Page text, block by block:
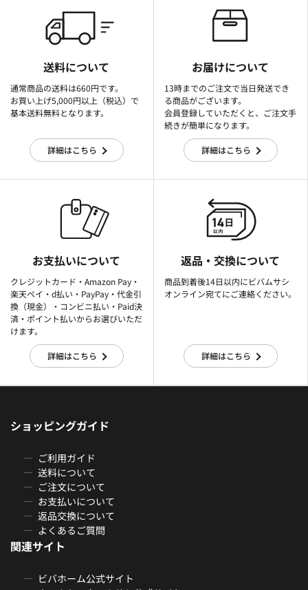
送料について
通常商品の送料は660円です。
お買い上げ5,000円以上（税込）で
基本送料無料となります。
詳細はこちら
お届けについて
13時までのご注文で当日発送でき
る商品がございます。
会員登録していただくと、ご注文手
続きが簡単になります。
詳細はこちら
お支払いについて
クレジットカード・Amazon Pay・
楽天ぺイ・d払い・PayPay・代金引
換（現金）・コンビニ払い・Paid決
済・ポイント払いからお選びいただ
けます。
詳細はこちら
返品・交換について
商品到着後14日以内にビバムサシ
オンライン宛てにご連絡ください。
詳細はこちら
ショッピングガイド
ご利用ガイド
送料について
ご注文について
お支払いについて
返品交換について
よくあるご質問
関連サイト
ビバホーム公式サイト